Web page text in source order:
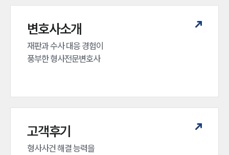
변호사소개
재판과 수사 대응 경험이
풍부한 형사전문변호사
고객후기
형사사건 해결 능력을